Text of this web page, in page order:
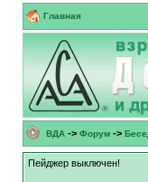
Главная
ВДА-> Форум->
Пейджер выключен!